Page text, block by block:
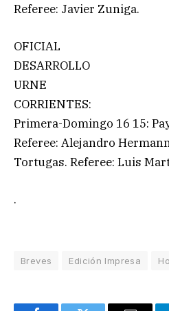
Referee: Javier Zuniga.
OFICIAL
DESARROLLO
URNE
CORRIENTES:
Primera-Domingo 16 15:
Referee: Alejandro
Tortugas. Referee: Luis
.
Breves Edición Impresa